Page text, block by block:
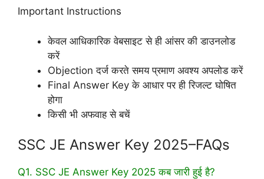
Important Instructions
केवल आधिकारिक वेबसाइट से ही आंसर की डाउनलोड
करें
Objection दर्ज करते समय प्रमाण अवश्य अपलोड करें
Final Answer Key के आधार पर ही रिजल्ट घोषित
होगा
किसी भी अफवाह से बचें
SSC JE Answer Key 2025–FAQs
Q1. SSC JE Answer Key 2025 कब जारी हुई है?